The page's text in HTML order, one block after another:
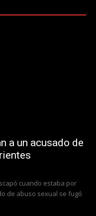
a un acusado de
cuando estaba por
de abuso sexual se fugó